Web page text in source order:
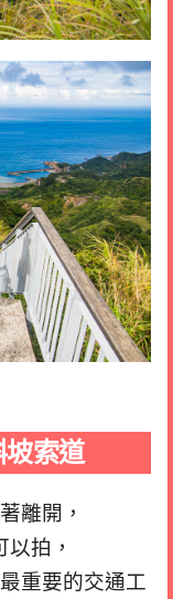
坡索道
離開，
拍，
重要的交通工